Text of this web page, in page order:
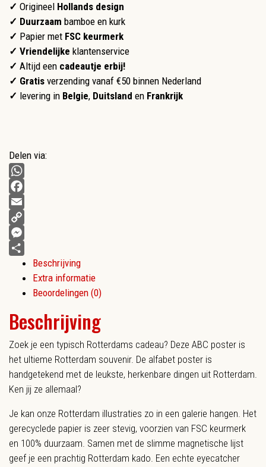
✓ Origineel Hollands design
✓ Duurzaam bamboe en kurk
✓ Papier met FSC keurmerk
✓ Vriendelijke klantenservice
✓ Altijd een cadeautje erbij!
✓ Gratis verzending vanaf €50 binnen Nederland
✓ levering in Belgie, Duitsland en Frankrijk
Delen via:
WhatsApp
Facebook
Email
Copy
Link
Messenger
Delen
Beschrijving
Extra informatie
Beoordelingen (0)
Beschrijving
Zoek je een typisch Rotterdams cadeau? Deze ABC poster is
het ultieme Rotterdam souvenir. De alfabet poster is
handgetekend met de leukste, herkenbare dingen uit Rotterdam.
Ken jij ze allemaal?
Je kan onze Rotterdam illustraties zo in een galerie hangen. Het
gerecyclede papier is zeer stevig, voorzien van FSC keurmerk
en 100% duurzaam. Samen met de slimme magnetische lijst
geef je een prachtig Rotterdam kado. Een echte eyecatcher